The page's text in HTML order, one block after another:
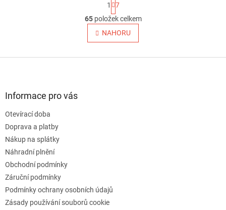
O
v
l
á
u
t
r
á
n
k
v
1
7
65položek celkem
NAHORU
Informace pro vás
Otevírací doba
Doprava a platby
Nákup na splátky
Náhradní plnění
Obchodní podmínky
Záruční podmínky
Podmínky ochrany osobních údajů
Zásady používání souborů cookie